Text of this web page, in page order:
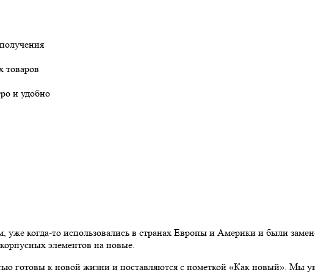
товаров
и удобно
когда-то использовались в странах Европы и Америки и были
элементов на новые.
готовы к новой жизни и поставляются с пометкой «Как новый». Мы